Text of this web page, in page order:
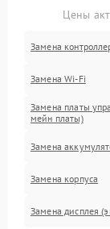
Цены
Замена
Замена Wi-Fi
Замена платы
мейн платы)
Замена
Замена корпуса
Замена дисплея